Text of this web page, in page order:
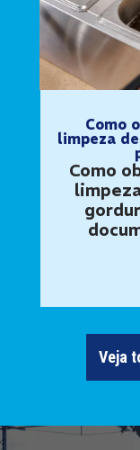
Como
limpeza
Como
laudos
Veja